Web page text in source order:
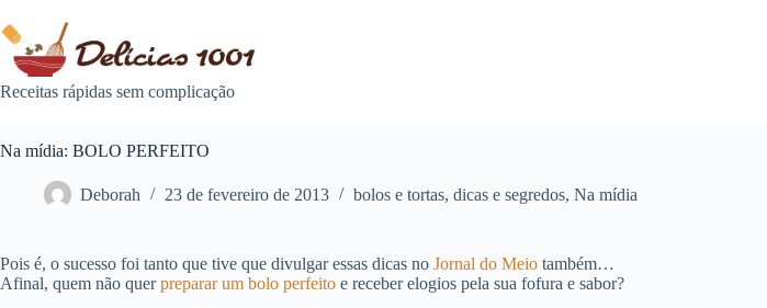
para
conteúdo
Receitas rápidas sem complicação
Na mídia: BOLO PERFEITO
Deborah 23 de fevereiro de 2013 bolos e tortas, dicas e segredos, Na mídia
Pois é, o sucesso foi tanto que tive que divulgar essas dicas no Jornal do Meio também…
Afinal, quem não querpreparar um bolo perfeito e receber elogios pela sua fofura e sabor?